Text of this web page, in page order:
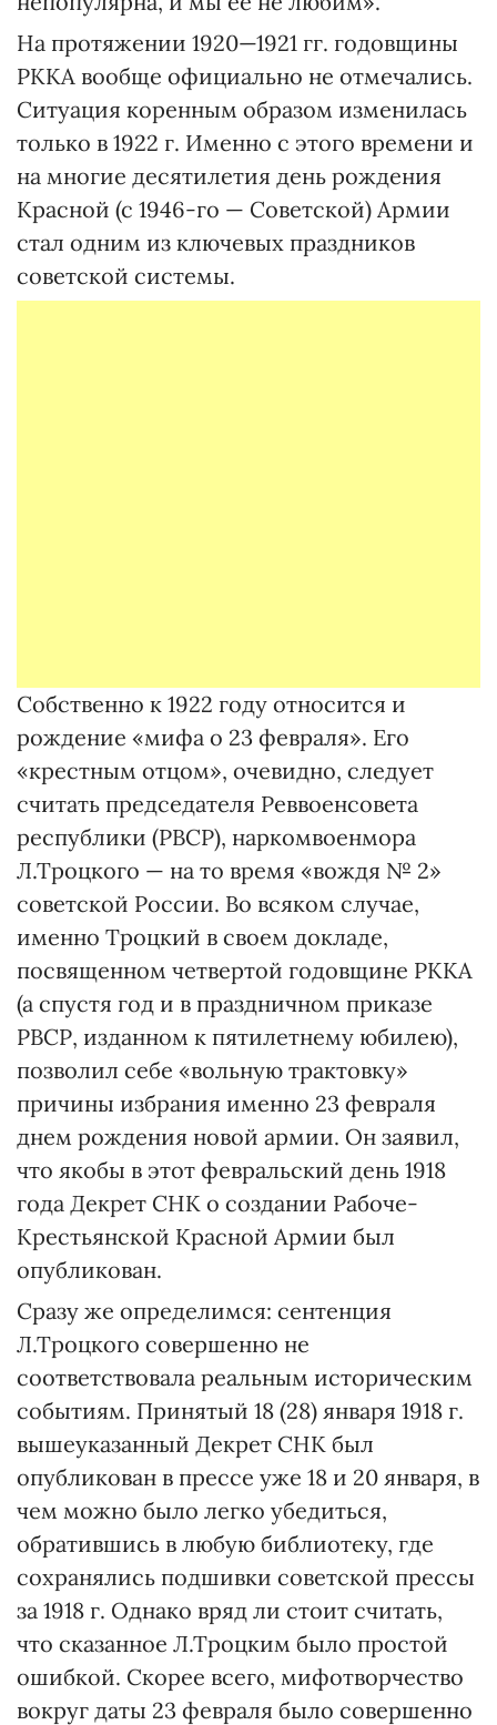
На протяжении 1920—1921 гг. годовщины
РККА вообще официально не отмечались.
Ситуация коренным образом изменилась
только в 1922 г. Именно с этого времени и
на многие десятилетия день рождения
Красной (с 1946-го — Советской) Армии
стал одним из ключевых праздников
советской системы.
Собственно к 1922 году относится и
рождение «мифа о 23 февраля». Его
«крестным отцом», очевидно, следует
считать председателя Реввоенсовета
республики (РВСР), наркомвоенмора
Л.Троцкого — на то время «вождя № 2»
советской России. Во всяком случае,
именно Троцкий в своем докладе,
посвященном четвертой годовщине РККА
(а спустя год и в праздничном приказе
РВСР, изданном к пятилетнему юбилею),
позволил себе «вольную трактовку»
причины избрания именно 23 февраля
днем рождения новой армии. Он заявил,
что якобы в этот февральский день 1918
года Декрет СНК о создании Рабоче-
Крестьянской Красной Армии был
опубликован.
Сразу же определимся: сентенция
Л.Троцкого совершенно не
соответствовала реальным историческим
событиям. Принятый 18 (28) января 1918 г.
вышеуказанный Декрет СНК был
опубликован в прессе уже 18 и 20 января, в
чем можно было легко убедиться,
обратившись в любую библиотеку, где
сохранялись подшивки советской прессы
за 1918 г. Однако вряд ли стоит считать,
что сказанное Л.Троцким было простой
ошибкой. Скорее всего, мифотворчество
вокруг даты 23 февраля было совершенно